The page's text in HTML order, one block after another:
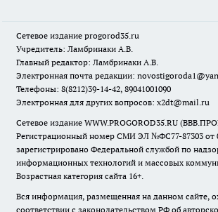
Сетевое издание progorod35.ru
Учредитель: Ламбринаки А.В.
Главный редактор: Ламбринаки А.В.
Электронная почта редакции:
Телефоны: 8(8212)39-14-42, 89041001090
Электронная для других вопросов: x2dt@mail.ru
Сетевое издание WWW.PROGOROD35.RU
Регистрационный номер СМИ ЭЛ №ФС77-87303 от
зарегистрировано Федеральной службой по
информационных технологий и массовых
Возрастная категория сайта 16+.
Вся информация, размещенная на данном сайте,
соответствии с законодательством РФ об